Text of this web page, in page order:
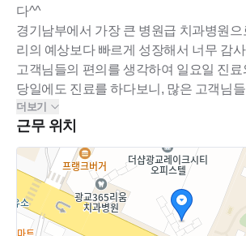
치과위생사로써, 오시는 환자분들에게 친절
하고 진료해드릴 수 있는 열정이 충만한 분
닐 수 있는 직장이라고 말씀드릴 수 있답니
같이 따뜻하고,계속적으로 다닐 수 있는 병
분들의 많은 지원 부탁 드립니다.
1. 2024년 신입들 : 00명 (배움에 대한 열정
소유자 : 실력 보다는 꾸준하게, 뚝심있게,
성장할 수 있는 분들)
◆ 수습시 : 주 38시간 근무(주1회야간/주중
다^^
경기남부에서 가장 큰 병원급 치과병원
리의 예상보다 빠르게 성장해서 너무 감사한
고객님들의 편의를 생각하여 일요일 진
당일에도 진료를 하다보니, 많은 고객님
병원으로 자리매김 하였습니다. 그 성장 주축에는 바로 직원
분들이 있어주셨기에 가능한 일이였습니다. 처음 365일
일 없는 진료를 시행하자고 했을때, 자진
들 해주시고, 그러면서 많은 아르바이트,
구가 되어주었습니다. 내일 처럼 열심히 해주시는 분들도 다
수 있는 반면에 365일(3.5일)근무가 조금
한주는 5일 쉬고, 한주는 4일 쉬고, 한주는
더보기
근무 위치